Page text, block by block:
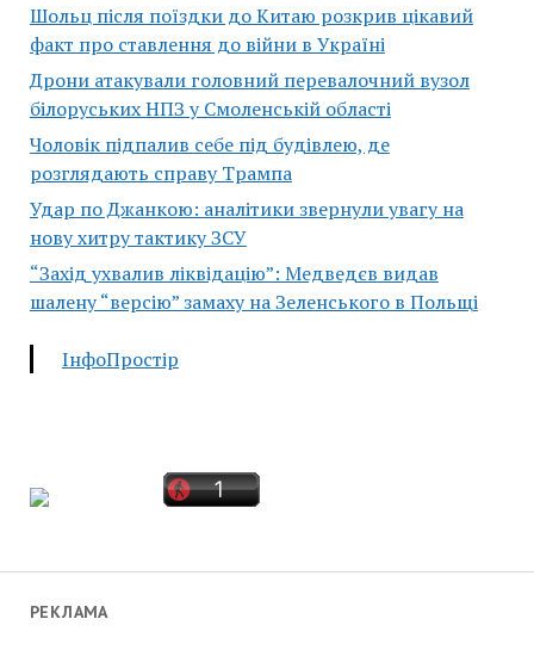
Шольц після поїздки до Китаю розкрив цікавий
факт про ставлення до війни в Україні
Дрони атакували головний перевалочний вузол
білоруських НПЗ у Смоленській області
Чоловік підпалив себе під будівлею, де
розглядають справу Трампа
Удар по Джанкою: аналітики звернули увагу на
нову хитру тактику ЗСУ
“Захід ухвалив ліквідацію”: Медведєв видав
шалену “версію” замаху на Зеленського в Польщі
ІнфоПростір
РЕКЛАМА